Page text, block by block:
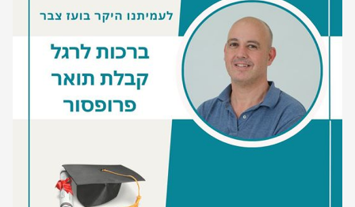
מחקר ופירסומים
יחידות ומכונים
חברה וקהילה